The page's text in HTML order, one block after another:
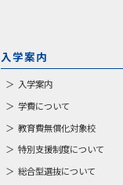
入学案内
入学案内
学費について
教育費無償化対象校
特別支援制度について
総合型選抜について